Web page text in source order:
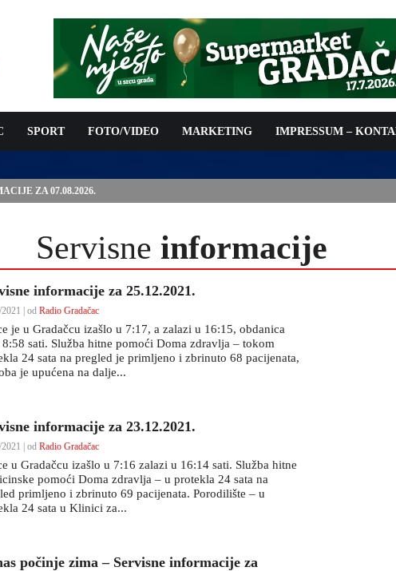
SPORT FOTO/VIDEO MARKETING IMPRESSUM –
UGOVOR: 6,9 MILIONA KM ZA VODOSNABDIJEVANJE
Servisne informacije
informacije za 25.12.2021.
| od Radio Gradačac
je u Gradačcu izašlo u 7:17, a zalazi u 16:15, obdanica
8:58 sati. Služba hitne pomoći Doma zdravlja – tokom
24 sata na pregled je primljeno i zbrinuto 68 pacijenata,
je upućena na dalje...
informacije za 23.12.2021.
| od Radio Gradačac
u Gradačcu izašlo u 7:16 zalazi u 16:14 sati. Služba hitne
pomoći Doma zdravlja – u protekla 24 sata na
primljeno i zbrinuto 69 pacijenata. Porodilište – u
24 sata u Klinici za...
počinje zima – Servisne informacije za